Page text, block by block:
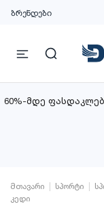
ბრენდები
60%-მდე
მთავარი სპორტი
კედი